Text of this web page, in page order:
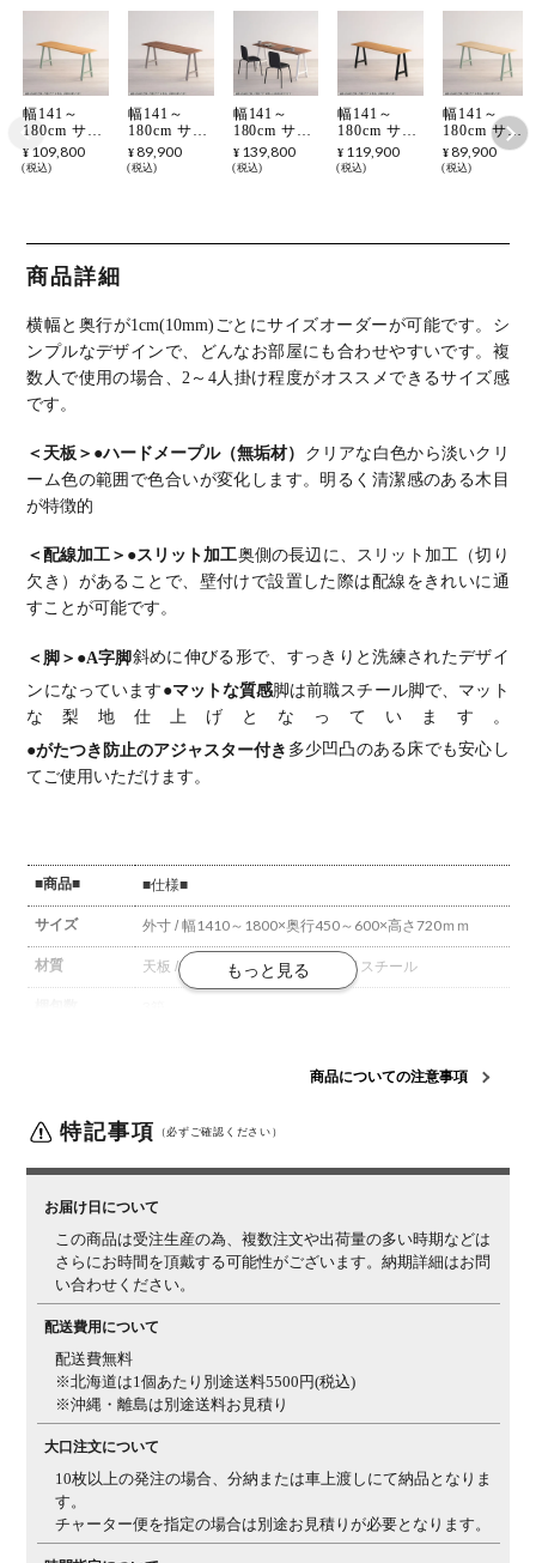
幅141～
180cm サイ
ズオーダー
デスク
リー 無垢材
木製 A字脚
スチール脚
コンデスク
切り欠き オ
フィスデス
ク テレワー
クデスク 勉
強机 おしゃ
れ 北欧モダ
チュラル
¥ 109,800
税込
幅141～
180cm サイ
ズオーダー
デスク
ト 集成材
コンデスク
切り欠き オ
フィスデス
ク テレワー
クデスク 勉
ダークブラ
ウン
¥89,900
税込
幅141～
180cm サイ
ズオーダー
デスク
ト 無垢材
コンデスク
切り欠き オ
フィスデス
ク テレワー
クデスク 勉
ダークブラ
ウン
¥ 139,800
税込
幅141～
180cm サイ
ズオーダー
デスク
ク 無垢材
コンデスク
切り欠き オ
フィスデス
ク テレワー
クデスク 勉
ブラウン
¥ 119,900
税込
幅141～
180cm サイ
ズオーダー
デスク
シュ 無垢材
コンデスク
切り欠き オ
フィスデス
ク テレワー
クデスク 勉
チュラル
¥89,900
税込
商品詳細
横幅と奥行が1cm(10mm)ごとにサイズオーダーが可能です。 シ
ンプルなデザインで、どんなお部屋にも合わせやすいです。 複
数人で使用の場合、2～4人掛け程度がオススメできるサイズ感
です。
＜天板＞ ●ハードメープル（無垢材）
クリアな白色から淡いクリ
ーム色の範囲で色合いが変化します。明るく清潔感のある木目
が特徴的
＜配線加工＞ ●スリット加工奥側の長辺に、スリット加工（切り
欠き）があることで、壁付けで設置した際は配線をきれいに通
すことが可能です。
＜脚＞ ●A字脚斜めに伸びる形で、すっきりと洗練されたデザイ
ンになっています ●マットな質感脚は前職スチール脚で、マット
な梨地仕上げとなっています。
●がたつき防止のアジャスター付き 多少凹凸のある床でも安心し
てご使用いただけます。
■商品■ ■仕様■
サイズ 外寸 / 幅1410～1800×奥行450～600×高さ720ｍｍ
材質 天板 / ハードメープル(無垢材) 脚 / スチール
梱包3 / 幅300×奥行120×高さ40mm
が合わなかったなど、お客様都合での返品・交換はでき
かねます。
■天然木の性
質について■
■詳細■ ※サムネイルも併せてご確認ください。
木目柄・色み
について
天然木ゆえに、一つとして同じ柄がないため、天板の色
み、明るさ、節の見え方などのご指定はできません。ま
ございます。天然木特有の個体差をお愉しみください。
天板にはウレタン塗装を施しておりますが(裏面は捨て
塗り)、樹種の違いや個体差によって、ざらつき感を感
じる場合がございます。天然木特有の質感としてご理解
三方向使用・
節について
天板は三方向使用になっているため、裏面には凹凸感の
商品についての注意事項
特記事項 （必ずご確認ください）
お届け日について
この商品は受注生産の為、複数注文や出荷量の多い時期などは
さらにお時間を頂戴する可能性がございます。納期詳細はお問
い合わせください。
配送費用について
配送費無料
※北海道は1個あたり別途送料5500円(税込)
※沖縄・離島は別途送料お見積り
大口注文について
10枚以上の発注の場合、分納または車上渡しにて納品となりま
す。
チャーター便を指定の場合は別途お見積りが必要となります。